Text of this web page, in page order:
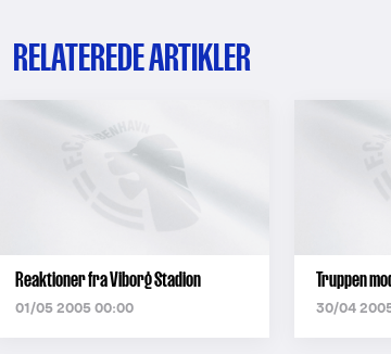
RELATEREDE ARTIKLER
Reaktioner fra Viborg Stadion
01/05 2005 00:00
Truppen
30/04